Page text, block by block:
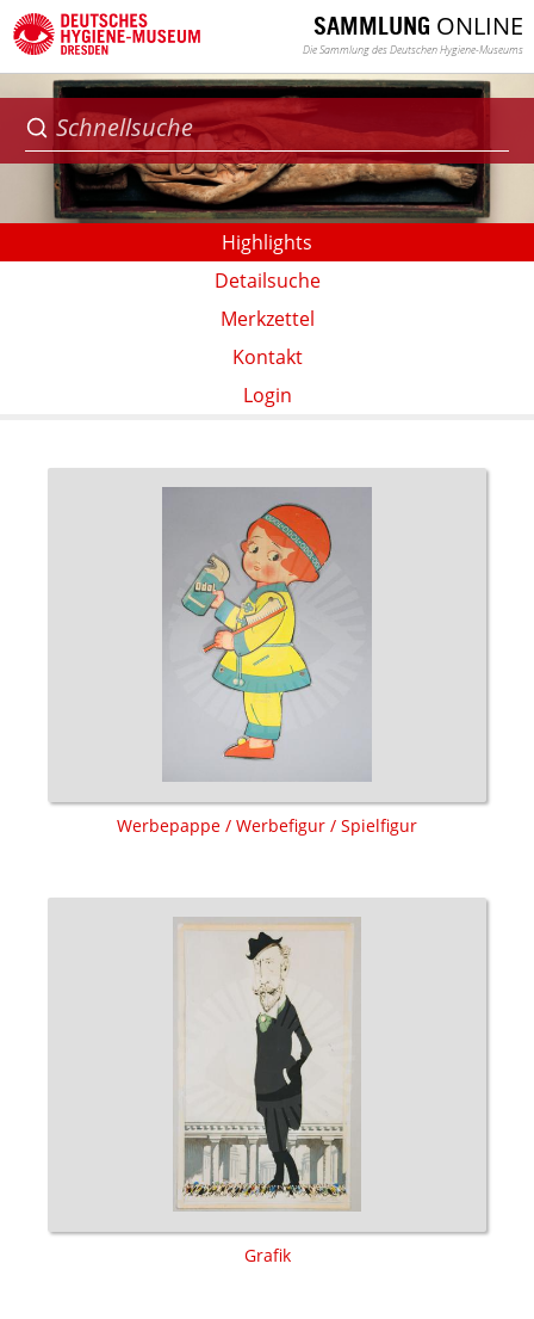
SAMMLUNG ONLINE
Die Sammlung des Deutschen Hygiene-Museums
Highlights
Detailsuche
Merkzettel
Kontakt
Login
Werbepappe / Werbefigur / Spielfigur
Grafik